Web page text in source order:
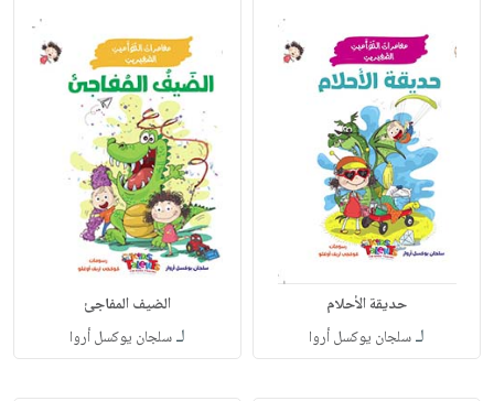
حديقة الأحلام
لـسلجان يوكسل أروا
الضيف المفاجئ
لـسلجان يوكسل أروا